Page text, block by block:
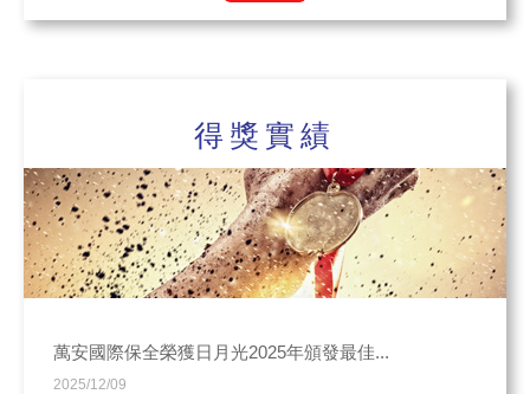
得獎實績
萬安國際保全榮獲日月光2025年頒發最佳...
2025/12/09